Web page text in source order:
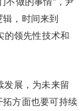
，时间来到
的领先性技术和
发展，为未来留
方面也要可持续